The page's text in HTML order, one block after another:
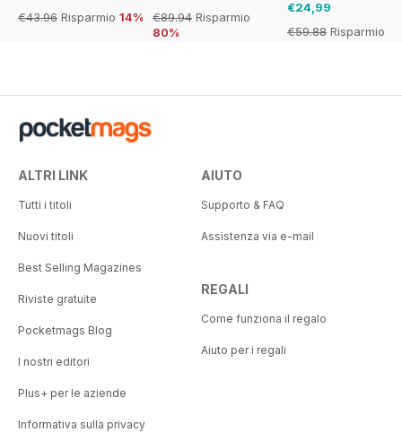
€43.96 Risparmio 14%
€89.94 Risparmio
80%
€24,99
€59.88 Risparmio
ALTRI LINK
Tutti i titoli
Nuovi titoli
Best Selling Magazines
Riviste gratuite
Pocketmags Blog
I nostri editori
Plus+ per le aziende
Informativa sulla privacy
AIUTO
Supporto & FAQ
Assistenza via e-mail
REGALI
Come funziona il regalo
Aiuto per i regali